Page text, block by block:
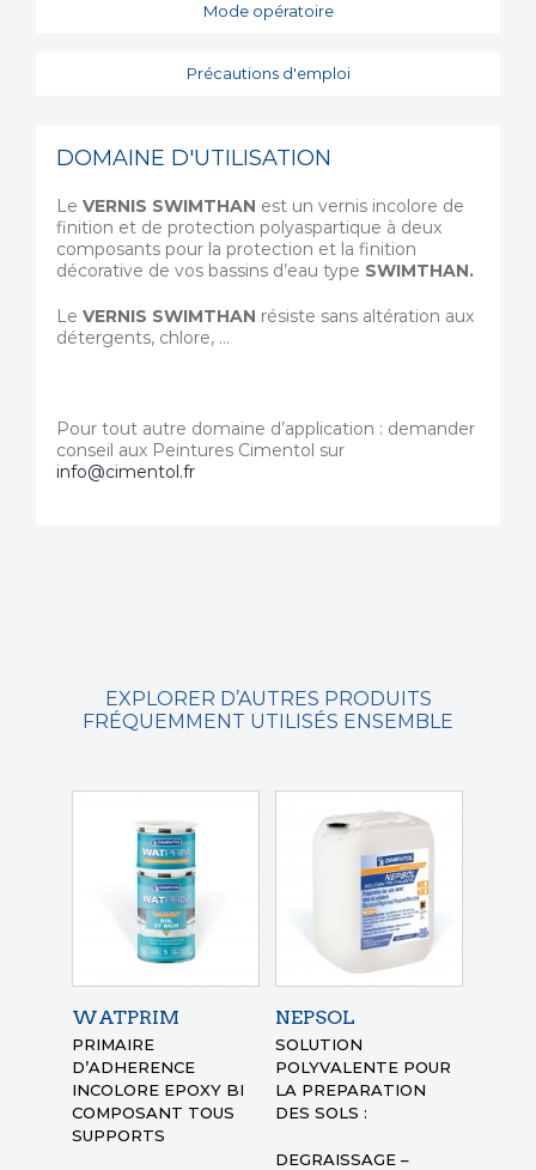
Mode opératoire
Précautions d'emploi
DOMAINE D'UTILISATION
Le VERNIS SWIMTHAN est un vernis incolore de
finition et de protection polyaspartique à deux
composants pour la protection et la finition
décorative de vos bassins d’eau type SWIMTHAN.
Le VERNIS SWIMTHAN résiste sans altération aux
détergents, chlore, …
Pour tout autre domaine d’application : demander
conseil aux Peintures Cimentol sur
info@cimentol.fr
EXPLORER D’AUTRES PRODUITS
FRÉQUEMMENT UTILISÉS ENSEMBLE
WATPRIM
PRIMAIRE
D’ADHERENCE
INCOLORE EPOXY BI
COMPOSANT TOUS
SUPPORTS
NEPSOL
SOLUTION
POLYVALENTE POUR
LA PREPARATION
DES SOLS :
DEGRAISSAGE –